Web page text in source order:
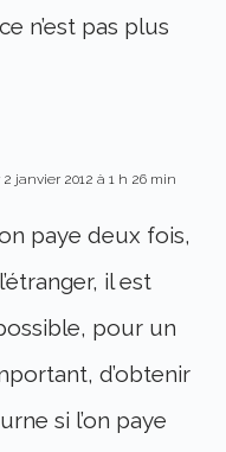
n’est pas plus
2 janvier 2012 à 1 h 26 min
paye deux fois,
il est
pour un
d’obtenir
si l’on paye